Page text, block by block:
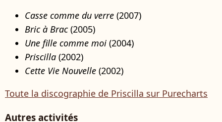
Casse comme du verre (2007)
Bric à Brac(2005)
Une fille comme moi (2004)
Priscilla (2002)
Cette Vie Nouvelle (2002)
Toute la discographie de Priscilla sur Purecharts
Autres activités